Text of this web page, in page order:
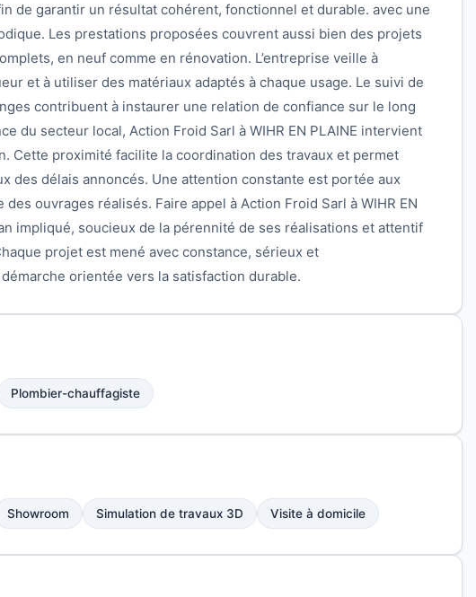
de garantir un résultat cohérent, fonctionnel et durable. avec une
Les prestations proposées couvrent aussi bien des projets
en neuf comme en rénovation. L’entreprise veille à
et à utiliser des matériaux adaptés à chaque usage. Le suivi de
contribuent à instaurer une relation de confiance sur le long
du secteur local, Action Froid Sarl à WIHR EN PLAINE intervient
Cette proximité facilite la coordination des travaux et permet
des délais annoncés. Une attention constante est portée aux
ouvrages réalisés. Faire appel à Action Froid Sarl à WIHR EN
impliqué, soucieux de la pérennité de ses réalisations et attentif
projet est mené avec constance, sérieux et
orientée vers la satisfaction durable.
Plombier-chauffagiste
Showroom Simulation de travaux 3D Visite à domicile